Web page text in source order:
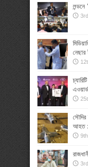
লন্ডনে
সৌদির
আহত